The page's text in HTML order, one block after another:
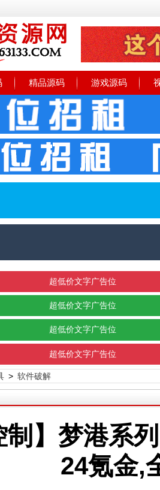
精品源码 游戏源码
超低价文字广告位
超低价文字广告位
超低价文字广告位
超低价文字广告位
> 软件破解
制】梦港系
24氪金,